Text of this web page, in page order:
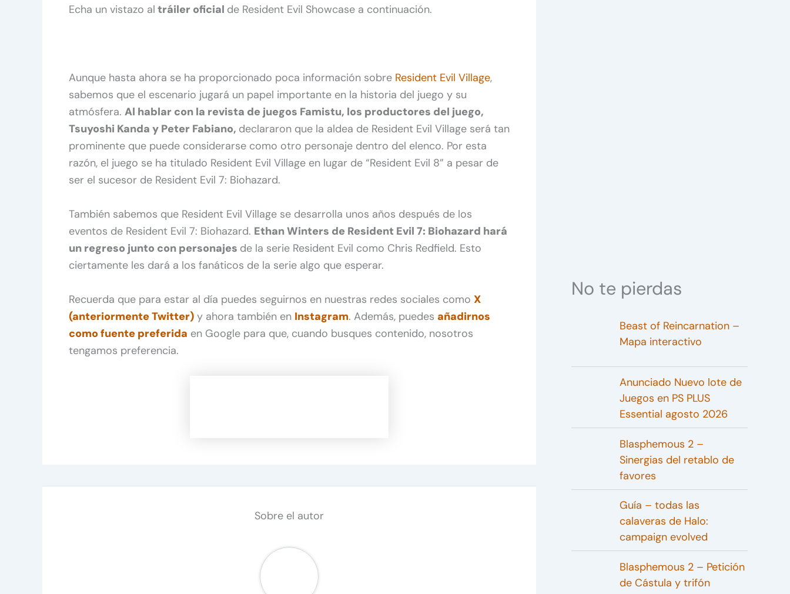
Echa un vistazo al tráiler oficial de Resident Evil Showcase a continuación.
Aunque hasta ahora se ha proporcionado poca información sobre Resident Evil Village,
sabemos que el escenario jugará un papel importante en la historia del juego y su
atmósfera. Al hablar con la revista de juegos Famistu, los productores del juego,
Tsuyoshi Kanda y Peter Fabiano, declararon que la aldea de Resident Evil Village será tan
prominente que puede considerarse como otro personaje dentro del elenco. Por esta
razón, el juego se ha titulado Resident Evil Village en lugar de “Resident Evil 8” a pesar de
ser el sucesor de Resident Evil 7: Biohazard.
También sabemos que Resident Evil Village se desarrolla unos años después de los
eventos de Resident Evil 7: Biohazard. Ethan Winters de Resident Evil 7: Biohazard hará
un regreso junto con personajes de la serie Resident Evil como Chris Redfield. Esto
ciertamente les dará a los fanáticos de la serie algo que esperar.
Recuerda que para estar al día puedes seguirnos en nuestras redes sociales como X
(anteriormente Twitter) y ahora también en Instagram. Además, puedes añadirnos
como fuente preferida en Google para que, cuando busques contenido, nosotros
tengamos preferencia.
Sobre el autor
No te pierdas
Beast of Reincarnation –
Mapa interactivo
Anunciado Nuevo lote de
Juegos en PS PLUS
Essential agosto 2026
Blasphemous 2 –
Sinergias del retablo de
favores
Guía – todas las
calaveras de Halo:
campaign evolved
Blasphemous 2 – Petición
de Cástula y trifón